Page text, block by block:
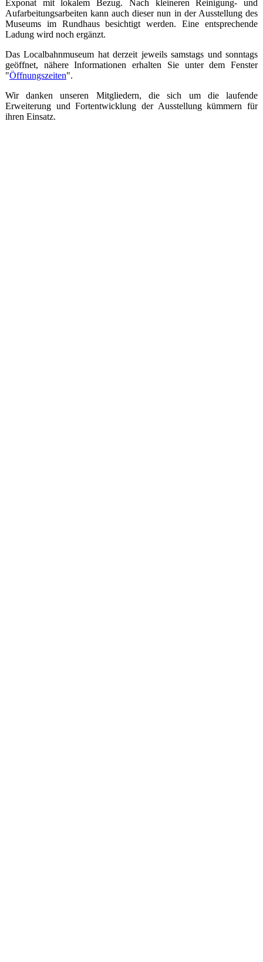
Exponat mit lokalem Bezug. Nach kleineren Reinigung- und
Aufarbeitungsarbeiten kann auch dieser nun in der Ausstellung des
Museums im Rundhaus besichtigt werden. Eine entsprechende
Ladung wird noch ergänzt.
Das Localbahnmuseum hat derzeit jeweils samstags und sonntags
geöffnet, nähere Informationen erhalten Sie unter dem Fenster
"Öffnungszeiten".
Wir danken unseren Mitgliedern, die sich um die laufende
Erweiterung und Fortentwicklung der Ausstellung kümmern für
ihren Einsatz.